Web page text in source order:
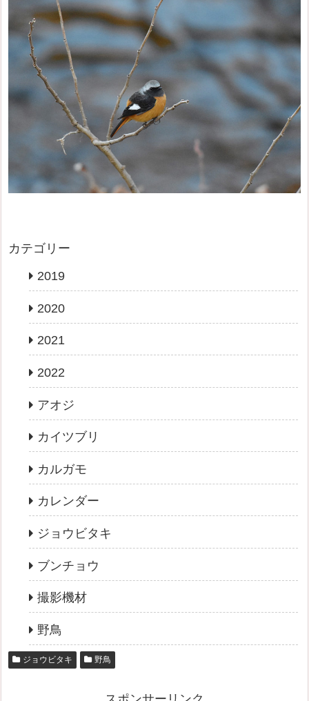
カテゴリー
2019
2020
2021
2022
アオジ
カイツブリ
カルガモ
カレンダー
ジョウビタキ
ブンチョウ
撮影機材
野鳥
ジョウビタキ 野鳥